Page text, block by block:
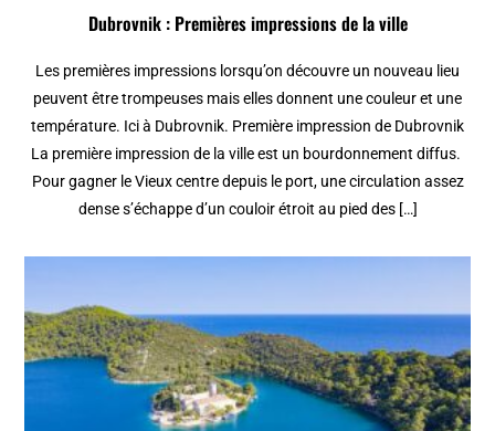
Dubrovnik : Premières impressions de la ville
Les premières impressions lorsqu’on découvre un nouveau lieu
peuvent être trompeuses mais elles donnent une couleur et une
température. Ici à Dubrovnik. Première impression de Dubrovnik
La première impression de la ville est un bourdonnement diffus.
Pour gagner le Vieux centre depuis le port, une circulation assez
dense s’échappe d’un couloir étroit au pied des […]